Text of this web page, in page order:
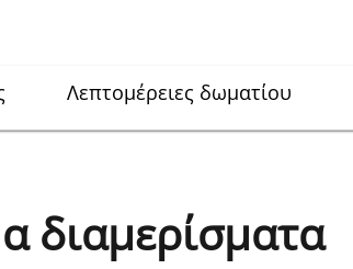
Λεπτομέρειες δωματίου
διαμερίσματα